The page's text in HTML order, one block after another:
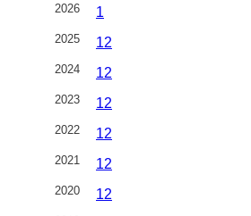
2026 1
2025 12
2024 12
2023 12
2022 12
2021 12
2020 12